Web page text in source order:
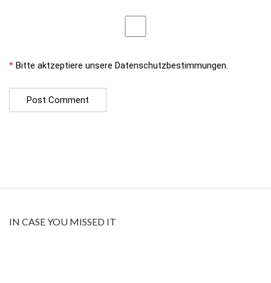
* Bitte aktzeptiere unsere Datenschutzbestimmungen.
IN CASE YOU MISSED IT